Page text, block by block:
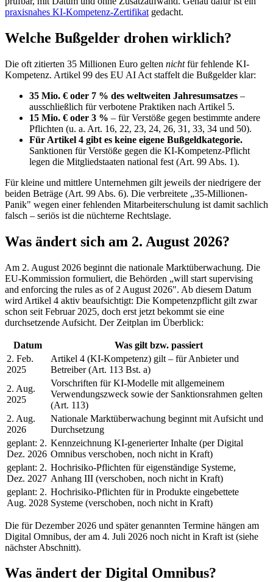
praxisnahes KI-Kompetenz-Zertifikat gedacht.
Welche Bußgelder drohen wirklich?
Die oft zitierten 35 Millionen Euro gelten nichtfür fehlende KI-
Kompetenz. Artikel 99 des EU AI Act staffelt die Bußgelder klar:
35 Mio. € oder 7 % des weltweiten Jahresumsatzes –
ausschließlich für verbotene Praktiken nach Artikel 5.
15 Mio. € oder 3 % – für Verstöße gegen bestimmte andere
Pflichten (u. a. Art. 16, 22, 23, 24, 26, 31, 33, 34 und 50).
Für Artikel 4 gibt es keine eigene Bußgeldkategorie.
Sanktionen für Verstöße gegen die KI-Kompetenz-Pflicht
legen die Mitgliedstaaten national fest (Art. 99 Abs. 1).
Für kleine und mittlere Unternehmen gilt jeweils der niedrigere der
beiden Beträge (Art. 99 Abs. 6). Die verbreitete „35-Millionen-
Panik" wegen einer fehlenden Mitarbeiterschulung ist damit sachlich
falsch – seriös ist die nüchterne Rechtslage.
Was ändert sich am 2. August 2026?
Am 2. August 2026 beginnt die nationale Marktüberwachung. Die
EU-Kommission formuliert, die Behörden „will start supervising
and enforcing the rules as of 2 August 2026". Ab diesem Datum
wird Artikel 4 aktiv beaufsichtigt: Die Kompetenzpflicht gilt zwar
schon seit Februar 2025, doch erst jetzt bekommt sie eine
durchsetzende Aufsicht. Der Zeitplan im Überblick:
Datum
Was gilt bzw. passiert
2. Feb.
2025
Artikel 4 (KI-Kompetenz) gilt – für Anbieter und
Betreiber (Art. 113 Bst. a)
2. Aug.
2025
Vorschriften für KI-Modelle mit allgemeinem
Verwendungszweck sowie der Sanktionsrahmen gelten
(Art. 113)
2. Aug.
2026
Nationale Marktüberwachung beginnt mit Aufsicht und
Durchsetzung
geplant: 2.
Dez. 2026
Kennzeichnung KI-generierter Inhalte (per Digital
Omnibus verschoben, noch nicht in Kraft)
geplant: 2.
Dez. 2027
Hochrisiko-Pflichten für eigenständige Systeme,
Anhang III (verschoben, noch nicht in Kraft)
geplant: 2.
Aug. 2028
Hochrisiko-Pflichten für in Produkte eingebettete
Systeme (verschoben, noch nicht in Kraft)
Die für Dezember 2026 und später genannten Termine hängen am
Digital Omnibus, der am 4. Juli 2026 noch nicht in Kraft ist (siehe
nächster Abschnitt).
Was ändert der Digital Omnibus?